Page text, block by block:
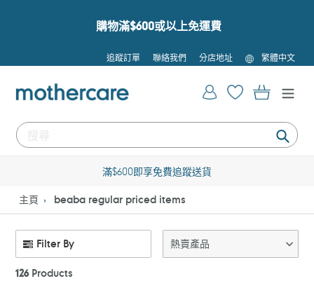
購物滿$600或以上免運費
追蹤訂單 聯絡我們 分店地址
語
言
繁體中文
提
登入 購物車
滿$600即享免費追蹤送貨
主頁 beaba regular priced items
Filter By
126Products
熱賣產品